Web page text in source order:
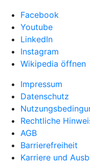
Facebook
Youtube
LinkedIn
Instagram
Wikipedia öffnen
Impressum
Datenschutz
Rechtliche
AGB
Barrierefreiheit
Karriere und